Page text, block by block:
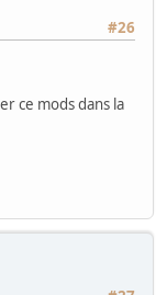
#26
ce mods dans la